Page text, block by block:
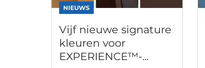
NIEUWS
Vijf nieuwe signature
kleuren voor
EXPERIENCE™-...